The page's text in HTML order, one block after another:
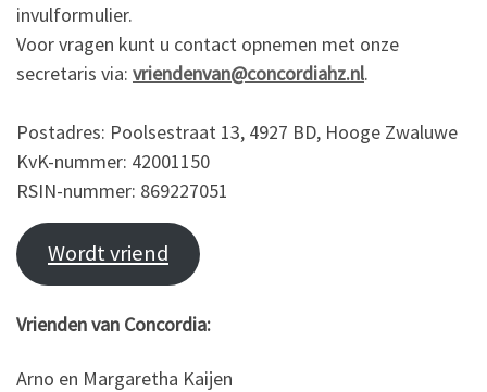
invulformulier.
Voor vragen kunt u contact opnemen met onze
secretaris via: vriendenvan@concordiahz.nl.
Postadres: Poolsestraat 13, 4927 BD, Hooge Zwaluwe
KvK-nummer: 42001150
RSIN-nummer: 869227051
Wordt vriend
Vrienden van Concordia:
Arno en Margaretha Kaijen